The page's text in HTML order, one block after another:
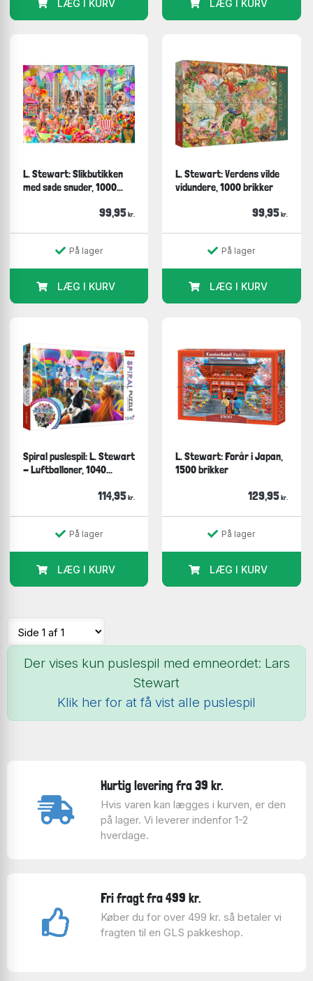
LÆG I KURV LÆG I KURV
L. Stewart: Slikbutikken
med søde snuder, 1000...
99,95 kr.
På lager
LÆG I KURV
L. Stewart: Verdens vilde
vidundere, 1000 brikker
99,95 kr.
På lager
LÆG I KURV
Spiral puslespil: L. Stewart
- Luftballoner, 1040...
114,95 kr.
På lager
LÆG I KURV
L. Stewart: Forår i Japan,
1500 brikker
129,95 kr.
På lager
LÆG I KURV
Der vises kun puslespil med emneordet: Lars
Stewart
Klik her for at få vist alle puslespil
Hurtig levering fra 39 kr.
Hvis varen kan lægges i kurven, er den
på lager. Vi leverer indenfor 1-2
hverdage.
Fri fragt fra 499 kr.
Køber du for over 499 kr. så betaler vi
fragten til en GLS pakkeshop.